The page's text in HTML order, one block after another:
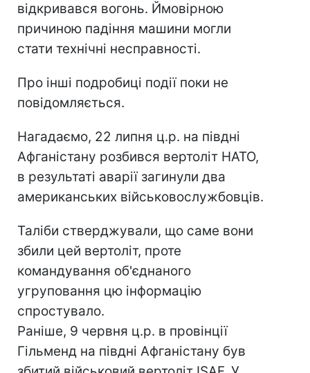
відкривався вогонь. Ймовірною
причиною падіння машини могли
стати технічні несправності.
Про інші подробиці події поки не
повідомляється.
Нагадаємо, 22 липня ц.р. на півдні
Афганістану розбився вертоліт НАТО,
в результаті аварії загинули два
американських військовослужбовців.
Таліби стверджували, що саме вони
збили цей вертоліт, проте
командування об'єднаного
угруповання цю інформацію
спростувало.
Раніше, 9 червня ц.р. в провінції
Гільменд на півдні Афганістану був